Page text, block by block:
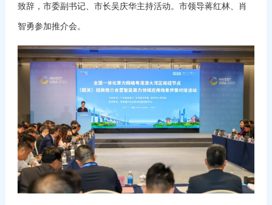
致辞，市委副书记、市长吴庆华主持活动。 市领导蒋红林、肖
智勇参加推介会。